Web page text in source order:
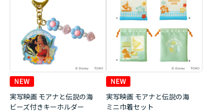
実写映画 モアナと伝説の海
ビーズ付きキーホルダー
実写映画 モアナと伝説の海
ミニ巾着セット